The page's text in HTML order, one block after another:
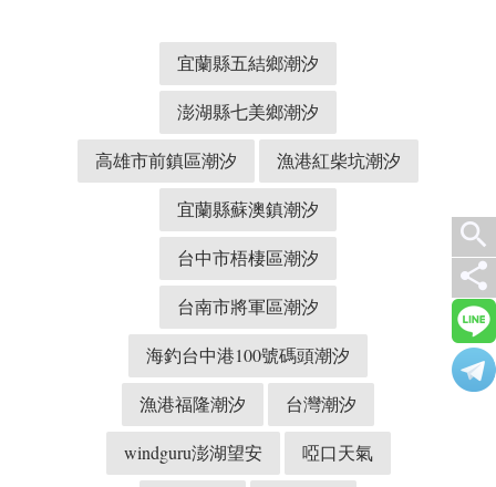
宜蘭縣五結鄉潮汐
澎湖縣七美鄉潮汐
高雄市前鎮區潮汐 漁港紅柴坑潮汐
宜蘭縣蘇澳鎮潮汐
台中市梧棲區潮汐
台南市將軍區潮汐
海釣台中港100號碼頭潮汐
漁港福隆潮汐 台灣潮汐
windguru澎湖望安 啞口天氣
search
share